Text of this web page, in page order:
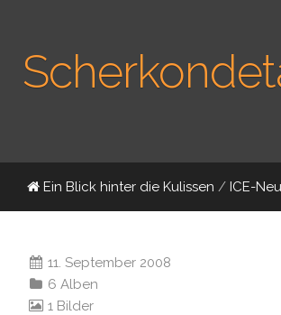
Ein Blick hinter die Kulissen / ICE-
11. September 2008
6 Alben
1 Bilder